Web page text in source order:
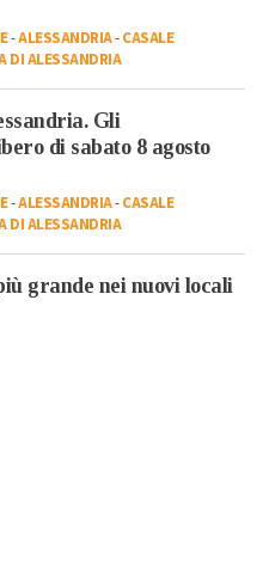
-ALESSANDRIA-CASALE
DI ALESSANDRIA
Gli
di sabato 8 agosto
-ALESSANDRIA-CASALE
DI ALESSANDRIA
grande nei nuovi locali